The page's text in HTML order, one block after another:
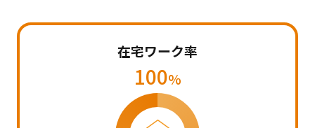
在宅ワーク率
100%